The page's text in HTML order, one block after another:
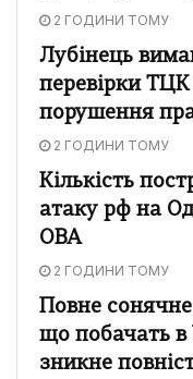
2 ГОДИНИ ТОМУ
Лубінець
перевірки ТЦК
порушення
2 ГОДИНИ ТОМУ
Кількість
атаку рф на
ОВА
2 ГОДИНИ ТОМУ
Повне
що побачать в
зникне